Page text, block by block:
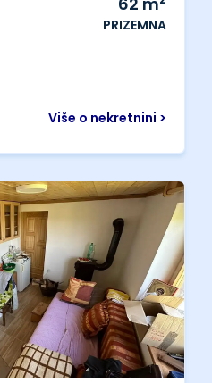
PRIZEMNA
Više o nekretnini >